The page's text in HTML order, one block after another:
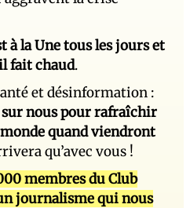
à la Une tous les jours et
fait chaud.
et désinformation :
nous pour rafraîchir
quand viendront
qu’avec vous !
membres du Club
journalisme qui nous